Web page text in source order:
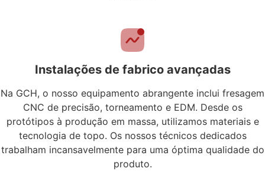
Instalações de fabrico avançadas
Na GCH, o nosso equipamento abrangente inclui fresagem
CNC de precisão, torneamento e EDM. Desde os
protótipos à produção em massa, utilizamos materiais e
tecnologia de topo. Os nossos técnicos dedicados
trabalham incansavelmente para uma óptima qualidade do
produto.